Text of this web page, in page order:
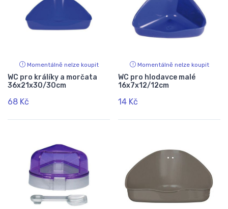
Momentálně nelze koupit
WC pro králíky a morčata
36x21x30/30cm
68 Kč
Momentálně nelze koupit
WC pro hlodavce malé
16x7x12/12cm
14 Kč